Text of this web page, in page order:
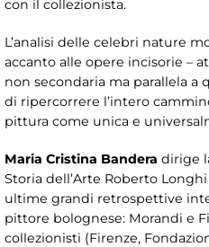
con il collezionista.
L’analisi delle celebri nature
accanto alle opere incisorie –
non secondaria ma parallela
di ripercorrere l’intero
pittura come unica e
Maria Cristina Bandera dirige
Storia dell’Arte Roberto
ultime grandi retrospettive
pittore bolognese: Morandi e
collezionisti (Firenze,